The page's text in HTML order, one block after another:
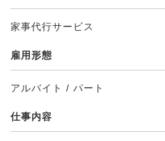
家事代行サービス
雇用形態
アルバイト / パート
仕事内容